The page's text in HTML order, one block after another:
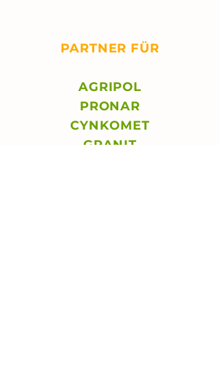
PARTNER FÜR
AGRIPOL
PRONAR
CYNKOMET
GRANIT